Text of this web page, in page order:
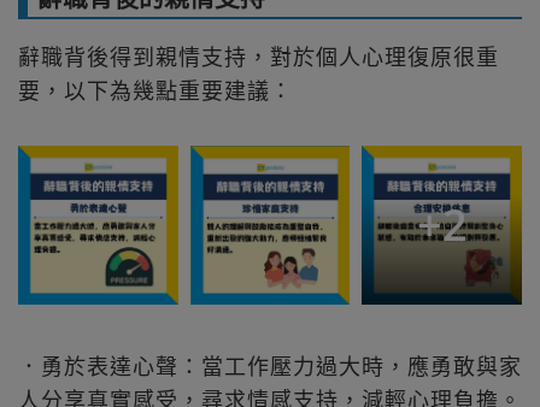
辭職背後得到親情支持，對於個人心理復原很重
要，以下為幾點重要建議：
+2
．勇於表達心聲：當工作壓力過大時，應勇敢與家
人分享真實感受，尋求情感支持，減輕心理負擔。